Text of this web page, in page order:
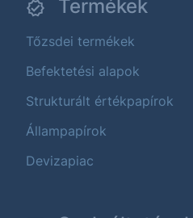
Termékek
Tőzsdei termékek
Befektetési alapok
Strukturált értékpapírok
Állampapírok
Devizapiac